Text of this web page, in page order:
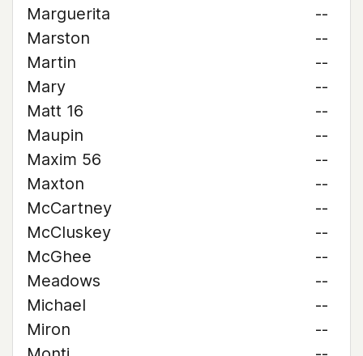
Marguerita
--
Marston
--
Martin
--
Mary
--
Matt 16
--
Maupin
--
Maxim 56
--
Maxton
--
McCartney
--
McCluskey
--
McGhee
--
Meadows
--
Michael
--
Miron
--